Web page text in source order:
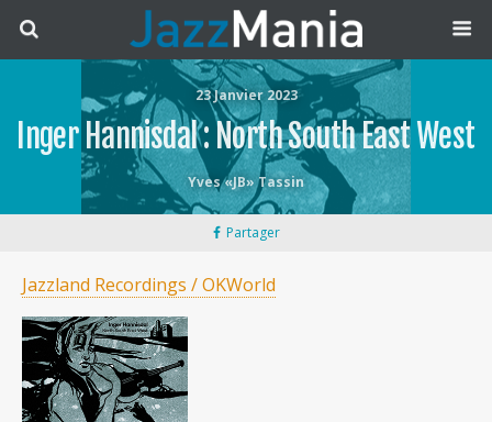
23 Janvier 2023
Inger Hannisdal : North South East West
Yves «JB» Tassin
Partager
Jazzland Recordings / OKWorld